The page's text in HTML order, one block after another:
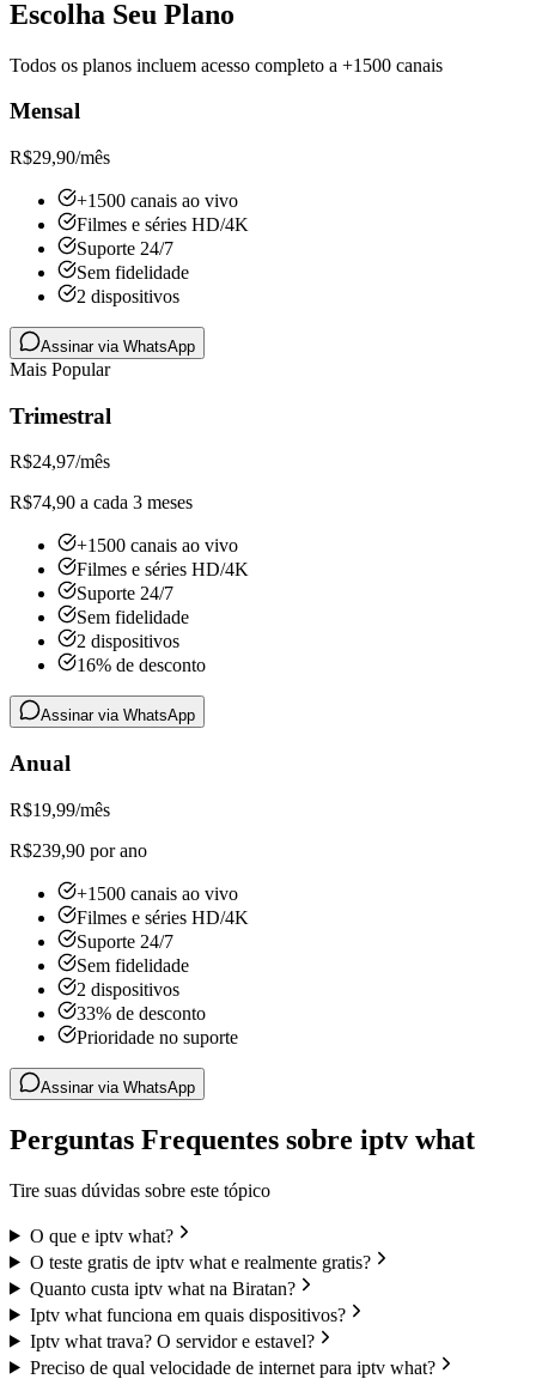
Escolha Seu Plano
Todos os planos incluem acesso completo a +1500 canais
Mensal
R$29,90/mês
+1500 canais ao vivo
Filmes e séries HD/4K
Suporte 24/7
Sem fidelidade
2 dispositivos
Assinar via WhatsApp
Mais Popular
Trimestral
R$24,97/mês
R$74,90 a cada 3 meses
+1500 canais ao vivo
Filmes e séries HD/4K
Suporte 24/7
Sem fidelidade
2 dispositivos
16% de desconto
Assinar via WhatsApp
Anual
R$19,99/mês
R$239,90 por ano
+1500 canais ao vivo
Filmes e séries HD/4K
Suporte 24/7
Sem fidelidade
2 dispositivos
33% de desconto
Prioridade no suporte
Assinar via WhatsApp
Perguntas Frequentes sobre iptv what
Tire suas dúvidas sobre este tópico
O que e iptv what?
O teste gratis de iptv what e realmente gratis?
Quanto custa iptv what na Biratan?
Iptv what funciona em quais dispositivos?
Iptv what trava? O servidor e estavel?
Preciso de qual velocidade de internet para iptv what?